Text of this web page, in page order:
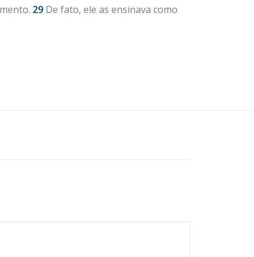
29 De fato, ele as ensinava como